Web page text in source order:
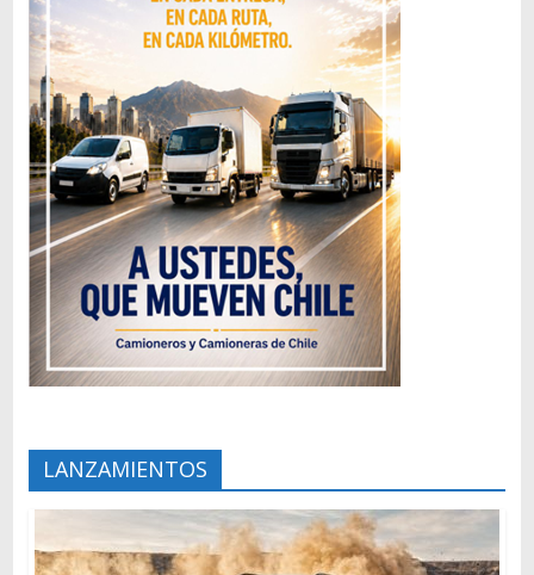
LANZAMIENTOS